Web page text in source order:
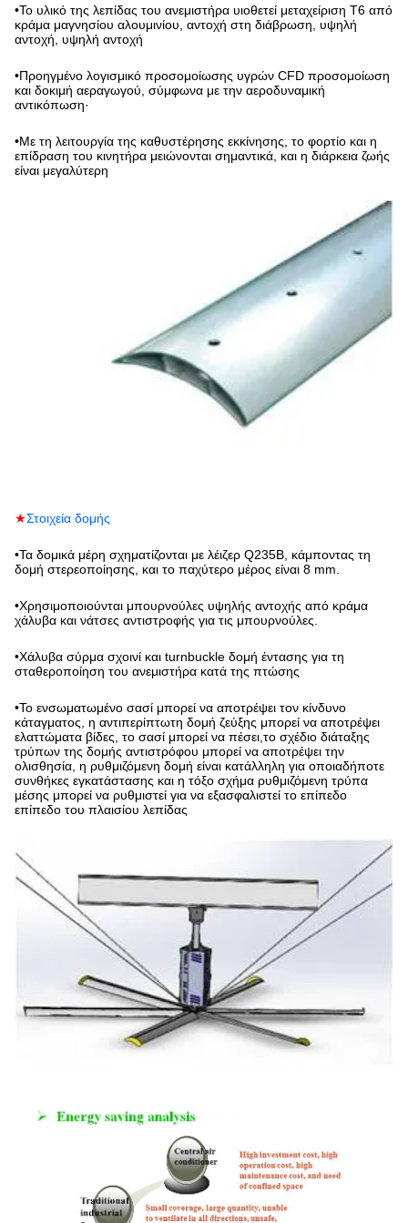
•Το υλικό της λεπίδας του ανεμιστήρα υιοθετεί μεταχείριση T6 από
κράμα μαγνησίου αλουμινίου, αντοχή στη διάβρωση, υψηλή
αντοχή, υψηλή αντοχή
•Προηγμένο λογισμικό προσομοίωσης υγρών CFD προσομοίωση
και δοκιμή αεραγωγού, σύμφωνα με την αεροδυναμική
αντικόπωση·
•Με τη λειτουργία της καθυστέρησης εκκίνησης, το φορτίο και η
επίδραση του κινητήρα μειώνονται σημαντικά, και η διάρκεια ζωής
είναι μεγαλύτερη
★Στοιχεία δομής
•Τα δομικά μέρη σχηματίζονται με λέιζερ Q235B, κάμποντας τη
δομή στερεοποίησης, και το παχύτερο μέρος είναι 8 mm.
•Χρησιμοποιούνται μπουρνούλες υψηλής αντοχής από κράμα
χάλυβα και νάτσες αντιστροφής για τις μπουρνούλες.
•Χάλυβα σύρμα σχοινί και turnbuckle δομή έντασης για τη
σταθεροποίηση του ανεμιστήρα κατά της πτώσης
•Το ενσωματωμένο σασί μπορεί να αποτρέψει τον κίνδυνο
κάταγματος, η αντιπερίπτωτη δομή ζεύξης μπορεί να αποτρέψει
ελαττώματα βίδες, το σασί μπορεί να πέσει,το σχέδιο διάταξης
τρύπων της δομής αντιστρόφου μπορεί να αποτρέψει την
ολισθησία, η ρυθμιζόμενη δομή είναι κατάλληλη για οποιαδήποτε
συνθήκες εγκατάστασης και η τόξο σχήμα ρυθμιζόμενη τρύπα
μέσης μπορεί να ρυθμιστεί για να εξασφαλιστεί το επίπεδο
επίπεδο του πλαισίου λεπίδας